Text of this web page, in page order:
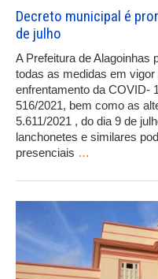
Decreto municipal é
de julho
A Prefeitura de Alagoinhas
todas as medidas em
enfrentamento da COVID-
516/2021, bem como as
5.611/2021 , do dia 9 de
lanchonetes e similares
presenciais …